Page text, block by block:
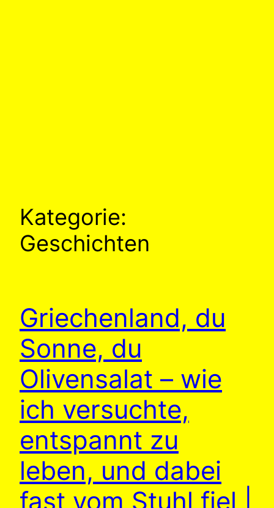
Kategorie:
Geschichten
Griechenland, du
Sonne, du
Olivensalat – wie
ich versuchte,
entspannt zu
leben, und dabei
fast vom Stuhl fiel |